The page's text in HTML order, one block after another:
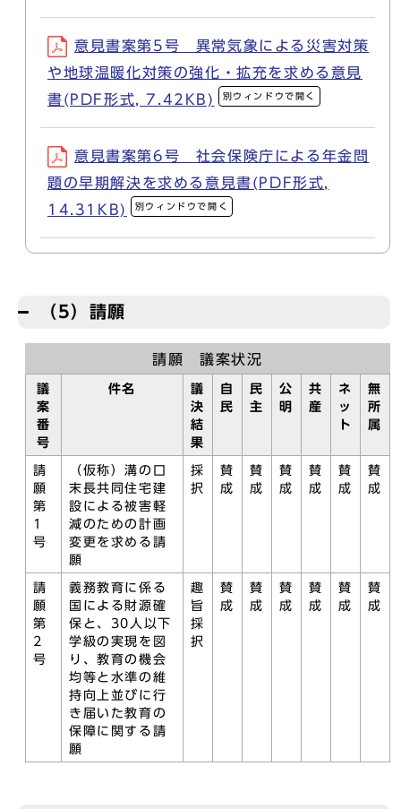
意見書案第5号 異常気象による災害対策
や地球温暖化対策の強化・拡充を求める意見
書(PDF形式, 7.42KB)
別ウィンドウで開く
意見書案第6号 社会保険庁による年金問
題の早期解決を求める意見書(PDF形式,
14.31KB)
別ウィンドウで開く
（5）請願
請願 議案状況
議
案
番
号
件名
議
決
結
果
自
民
民
主
公
明
共
産
ネ
ッ
ト
無
所
属
請
願
第
1
号
（仮称）溝の口
末長共同住宅建
設による被害軽
減のための計画
変更を求める請
願
採
択
賛
成
賛
成
賛
成
賛
成
賛
成
賛
成
請
願
第
2
号
義務教育に係る
国による財源確
保と、30人以下
学級の実現を図
り、教育の機会
均等と水準の維
持向上並びに行
き届いた教育の
保障に関する請
願
趣
旨
採
択
賛
成
賛
成
賛
成
賛
成
賛
成
賛
成